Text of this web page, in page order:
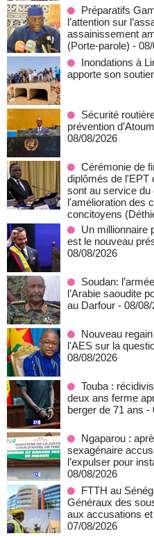
Préparatifs
l’attention sur
assainissement
(Porte-parole) -
Inondations à
apporte son
Sécurité
prévention
08/08/2026
Cérémonie de
diplômés de l'EPT
sont au service du
l'amélioration des
concitoyens
Un millionnaire
est le nouveau
08/08/2026
Soudan:
l’Arabie saoudite
au Darfour - 08/
Nouveau
l'AES sur la
08/08/2026
Touba :
deux ans ferme
berger de 71 ans -
Ngaparou :
sexagénaire
l’expulser pour
08/08/2026
FTTH au
Généraux des
aux accusations
07/08/2026